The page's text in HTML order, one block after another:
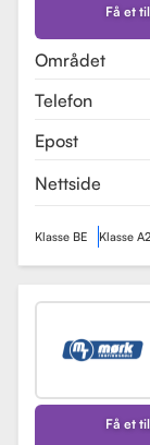
Få et
Området
Telefon
Epost
Nettside
Klasse BE Klasse A2
Få et